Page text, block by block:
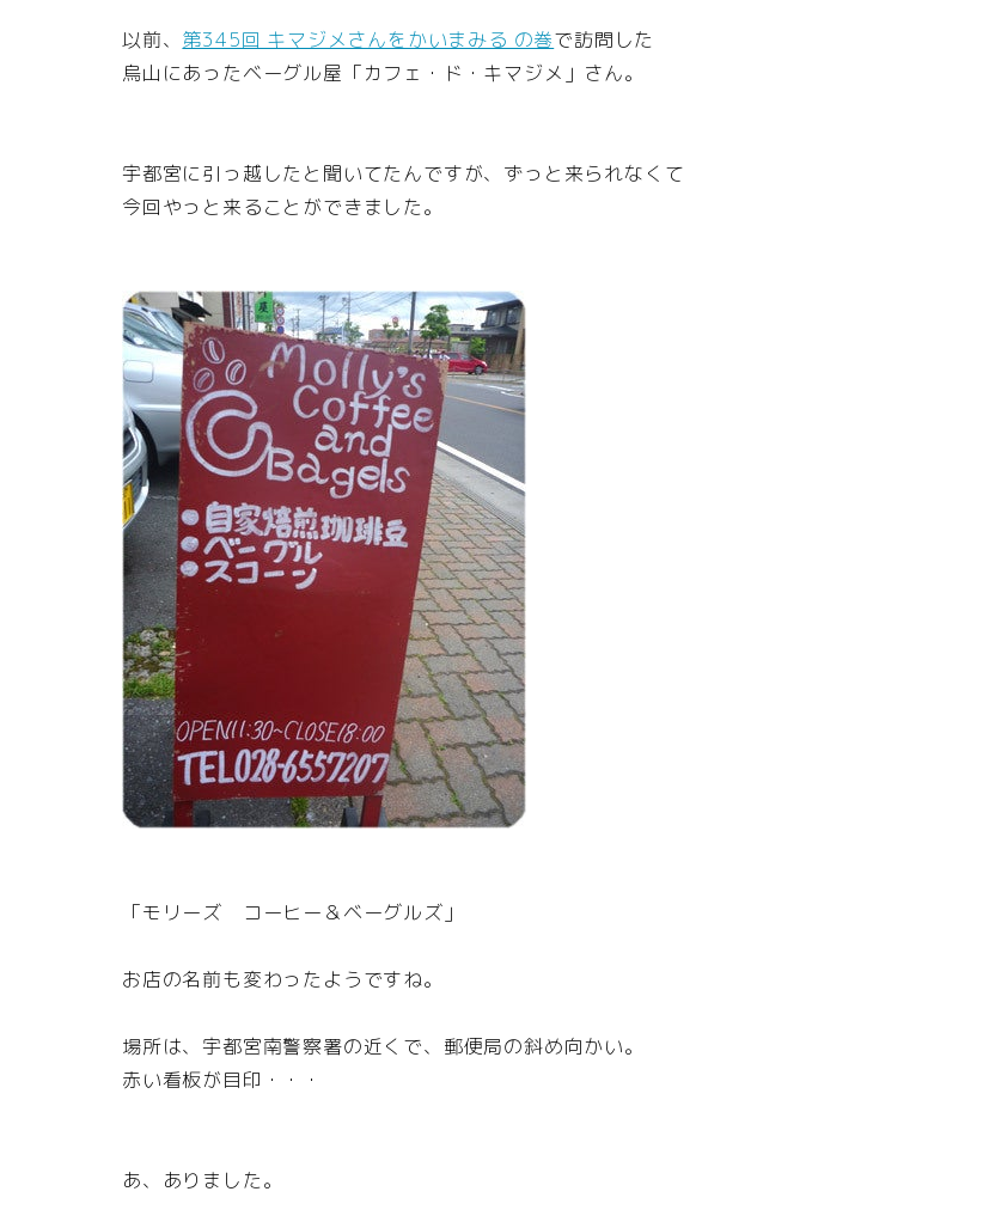
以前、 第345回 キマジメさんをかいまみる の巻で訪問した
烏山にあったベーグル屋「カフェ・ド・キマジメ」さん。
宇都宮に引っ越したと聞いてたんですが、ずっと来られなくて
今回やっと来ることができました。
「モリーズ コーヒー＆ベーグルズ」
お店の名前も変わったようですね。
場所は、宇都宮南警察署の近くで、郵便局の斜め向かい。
赤い看板が目印・・・
あ、ありました。